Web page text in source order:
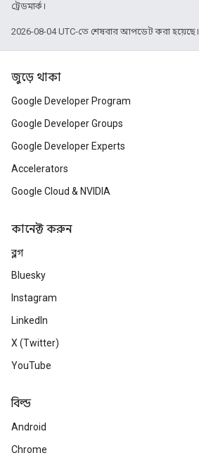
ট্রেডমার্ক।
2026-08-04 UTC-তে শেষবার আপডেট করা হয়েছে।
জুড়ে থাকা
Google Developer Program
Google Developer Groups
Google Developer Experts
Accelerators
Google Cloud & NVIDIA
কানেক্ট করুন
ব্লগ
Bluesky
Instagram
LinkedIn
X (Twitter)
YouTube
বিল্ড
Android
Chrome